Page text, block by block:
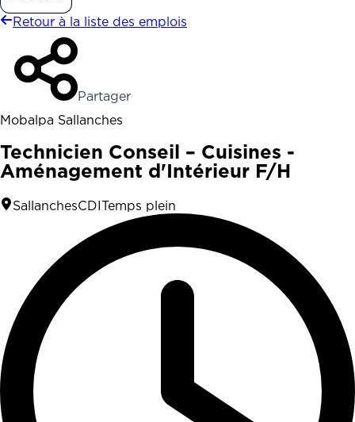
Retour à la liste des emplois
Partager
Mobalpa Sallanches
Technicien Conseil – Cuisines -
Aménagement d'Intérieur F/H
SallanchesCDI Temps plein